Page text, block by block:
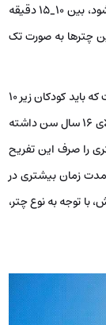
اصولا مدت زمانی که برای این تفریح در نظر گرفته می‌شود، بین ۱۰_۱۵ دقیقه
بوده که این چترها به صورت تک
محدودیت سنی که برای این تفریح وجود دارد، این است که باید کودکان زیر ۱۰
سال همراه با والدین باشند و در غیر این صورت باید بالای ۱۶ سال سن داشته
را صرف این تفریح
مدت زمان بیشتری در
با توجه به نوع چتر،